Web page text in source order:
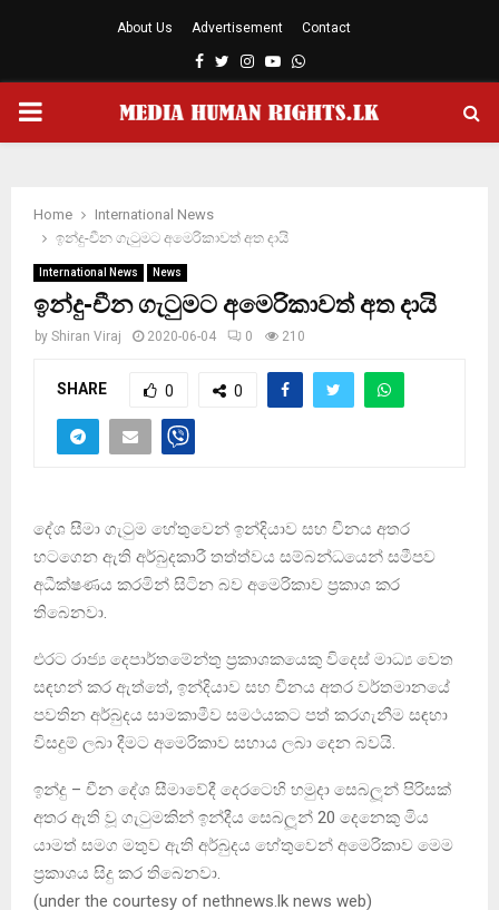
About Us Advertisement Contact
Facebook
TwitterInstagram
YoutubeWhatsapp
PRIMARY
Home
International News
ඉන්දු-චීන ගැටුමට අමෙරිකාවත් අත දායි
International News News
ඉන්දු-චීන ගැටුමට අමෙරිකාවත් අත දායි
by Shiran Viraj 2020-06-04 0 210
SHARE 0 0
දේශ සීමා ගැටුම හේතුවෙන් ඉන්දියාව සහ චීනය අතර
හටගෙන ඇති අර්බුදකාරී තත්ත්වය සම්බන්ධයෙන් සමීපව
අධීක්ෂණය කරමින් සිටින බව අමෙරිකාව ප‍්‍රකාශ කර
තිබෙනවා.
එරට රාජ්‍ය දෙපාර්තමේන්තු ප‍්‍රකාශකයෙකු විදෙස් මාධ්‍ය වෙත
සඳහන් කර ඇත්තේ, ඉන්දියාව සහ චීනය අතර වර්තමානයේ
පවතින අර්බුදය සාමකාමීව සමථයකට පත් කරගැනීම සඳහා
විසදුම් ලබා දීමට අමෙරිකාව සහාය ලබා දෙන බවයි.
ඉන්දු – චීන දේශ සීමාවේදී දෙරටෙහි හමුදා සෙබලූන් පිරිසක්
අතර ඇති වූ ගැටුමකින් ඉන්දීය සෙබලූන් 20 දෙනෙකු මිය
යාමත් සමග මතුව ඇති අර්බුදය හේතුවෙන් අමෙරිකාව මෙම
ප‍්‍රකාශය සිදු කර තිබෙනවා.
(under the courtesy of nethnews.lk news web)